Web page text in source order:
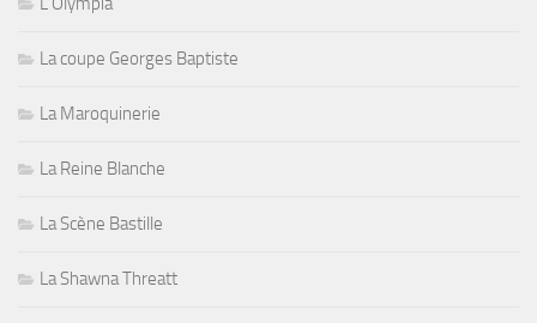
La coupe Georges Baptiste
La Maroquinerie
La Reine Blanche
La Scène Bastille
La Shawna Threatt